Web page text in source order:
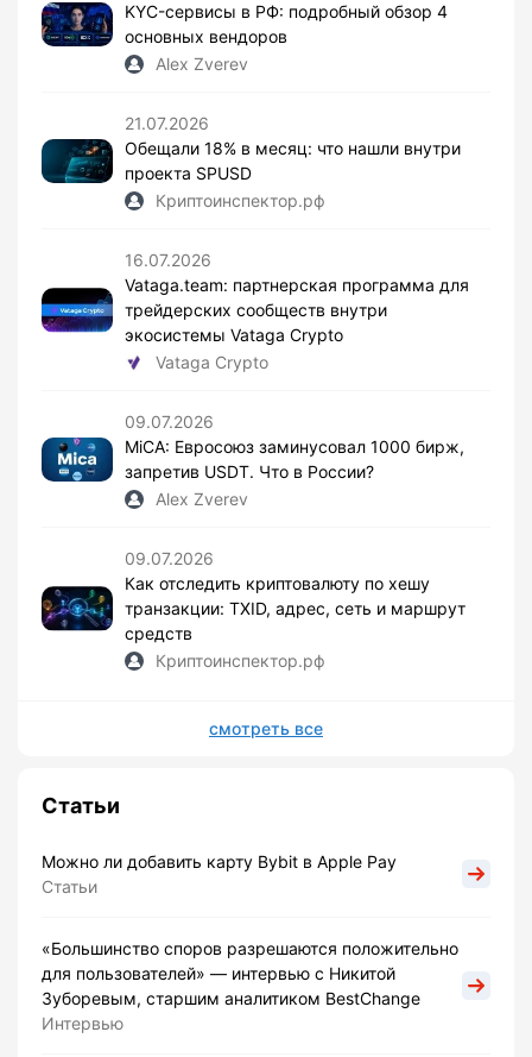
KYC-сервисы в РФ: подробный обзор 4
основных вендоров
Alex Zverev
21.07.2026
Обещали 18% в месяц: что нашли внутри
проекта SPUSD
Криптоинспектор.рф
16.07.2026
Vataga.team: партнерская программа для
трейдерских сообществ внутри
экосистемы Vataga Crypto
Vataga Crypto
09.07.2026
MiCA: Евросоюз заминусовал 1000 бирж,
запретив USDT. Что в России?
Alex Zverev
09.07.2026
Как отследить криптовалюту по хешу
транзакции: TXID, адрес, сеть и маршрут
средств
Криптоинспектор.рф
смотреть все
Статьи
Можно ли добавить карту Bybit в Apple Pay
Статьи
«Большинство споров разрешаются положительно
для пользователей» — интервью с Никитой
Зуборевым, старшим аналитиком BestChange
Интервью